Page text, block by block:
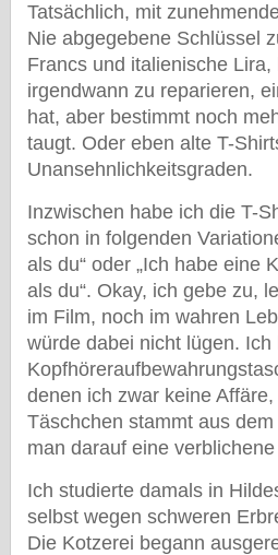
Tatsächlich, mit
Nie abgegebene Schlüssel
Francs und italienische
irgendwann zu reparieren,
hat, aber bestimmt noch
taugt. Oder eben alte T-
Unansehnlichkeitsgraden.
Inzwischen habe ich die T-
schon in folgenden
als du“ oder „Ich habe eine
als du“. Okay, ich gebe zu,
im Film, noch im wahren
würde dabei nicht lügen.
denen ich zwar keine
Täschchen stammt aus
man darauf eine verblichene
Ich studierte damals in
selbst wegen schweren
Die Kotzerei begann